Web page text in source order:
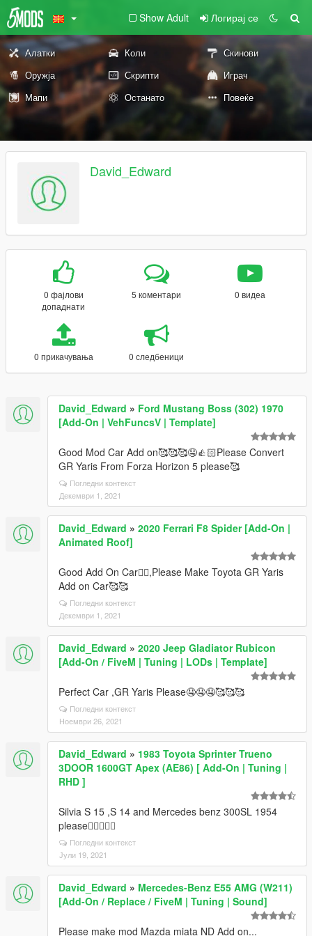
Show Adult Логирај се
Алатки Коли
Скинови
Оружја
Скрипти
Играч
Мапи
Останато Повеќе
David_Edward
0 фајлови
допаднати
5 коментари 0 видеа
0 прикачувања 0 следбеници
David_Edward » Ford Mustang Boss (302) 1970
[Add-On | VehFuncsV | Template]
Good Mod Car Add on🥰🥰🥰🤤👍🏻Please Convert
GR Yaris From Forza Horizon 5 please🥰
Погледни контекст
Декември 1, 2021
David_Edward » 2020 Ferrari F8 Spider [Add-On |
Animated Roof]
Good Add On Car👍🏻,Please Make Toyota GR Yaris
Add on Car🥰🥰
Погледни контекст
Декември 1, 2021
David_Edward » 2020 Jeep Gladiator Rubicon
[Add-On / FiveM | Tuning | LODs | Template]
Perfect Car ,GR Yaris Please🤤🤤🤤🥰🥰🥰
Погледни контекст
Ноември 26, 2021
David_Edward » 1983 Toyota Sprinter Trueno
3DOOR 1600GT Apex (AE86) [ Add-On | Tuning |
RHD ]
Silvia S 15 ,S 14 and Mercedes benz 300SL 1954
please👍🏻👍🏻🥰
Погледни контекст
Јули 19, 2021
David_Edward » Mercedes-Benz E55 AMG (W211)
[Add-On / Replace / FiveM | Tuning | Sound]
Please make mod Mazda miata ND Add on...